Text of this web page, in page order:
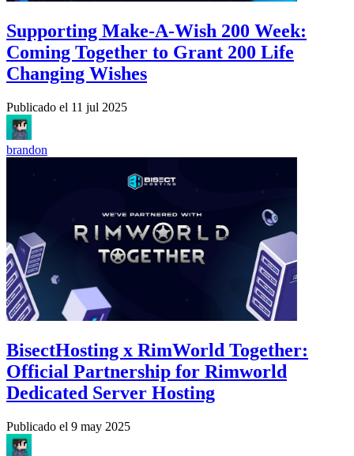
Supporting Make-A-Wish 200 Week:
Coming Together to Grant 200 Life
Changing Wishes
Publicado el 11 jul 2025
brandon
BisectHosting x RimWorld Together:
Official Partnership for Rimworld
Dedicated Server Hosting
Publicado el 9 may 2025